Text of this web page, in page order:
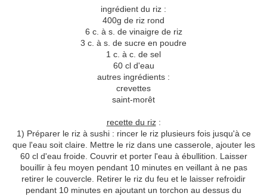
ingrédient du riz :
400g de riz rond
6 c. à s. de vinaigre de riz
3 c. à s. de sucre en poudre
1 c. à c. de sel
60 cl d'eau
autres ingrédients :
crevettes
saint-morêt
recette du riz:
1) Préparer le riz à sushi : rincer le riz plusieurs fois jusqu'à ce
que l'eau soit claire. Mettre le riz dans une casserole, ajouter les
60 cl d'eau froide. Couvrir et porter l'eau à ébullition. Laisser
bouillir à feu moyen pendant 10 minutes en veillant à ne pas
retirer le couvercle. Retirer le riz du feu et le laisser refroidir
pendant 10 minutes en ajoutant un torchon au dessus du